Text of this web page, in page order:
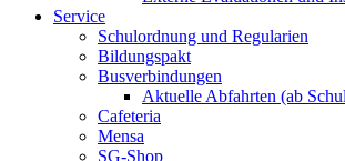
Service
Schulordnung und Regularien
Bildungspakt
Busverbindungen
Aktuelle Abfahrten (ab
Cafeteria
Mensa
SG-Shop